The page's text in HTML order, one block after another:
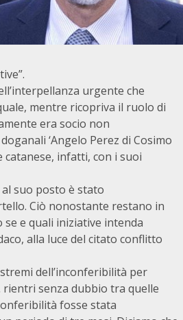
urgente che
mentre ricopriva il ruolo di
era socio non
‘Angelo Perez di Cosimo
catanese, infatti, con i suoi
suo posto è stato
Ciò nonostante restano in
e quali iniziative intenda
alla luce del citato conflitto
dell’inconferibilità per
rientri senza dubbio tra quelle
fosse stata